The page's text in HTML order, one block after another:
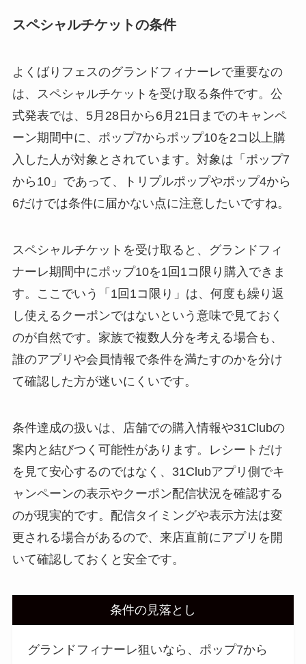
スペシャルチケットの条件
よくばりフェスのグランドフィナーレで重要なの
は、スペシャルチケットを受け取る条件です。公
式発表では、5月28日から6月21日までのキャンペ
ーン期間中に、ポップ7からポップ10を2コ以上購
入した人が対象とされています。対象は「ポップ7
から10」であって、トリプルポップやポップ4から
6だけでは条件に届かない点に注意したいですね。
スペシャルチケットを受け取ると、グランドフィ
ナーレ期間中にポップ10を1回1コ限り購入できま
す。ここでいう「1回1コ限り」は、何度も繰り返
し使えるクーポンではないという意味で見ておく
のが自然です。家族で複数人分を考える場合も、
誰のアプリや会員情報で条件を満たすのかを分け
て確認した方が迷いにくいです。
条件達成の扱いは、店舗での購入情報や31Clubの
案内と結びつく可能性があります。レシートだけ
を見て安心するのではなく、31Clubアプリ側でキ
ャンペーンの表示やクーポン配信状況を確認する
のが現実的です。配信タイミングや表示方法は変
更される場合があるので、来店直前にアプリを開
いて確認しておくと安全です。
条件の見落とし
グランドフィナーレ狙いなら、ポップ7から